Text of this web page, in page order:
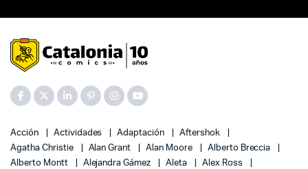
Acción Actividades Adaptación
Aftershok
Agatha Christie
Alan Grant Alan Moore
Alberto Breccia
Alberto Montt
Alejandra Gámez Aleta
Alex Ross